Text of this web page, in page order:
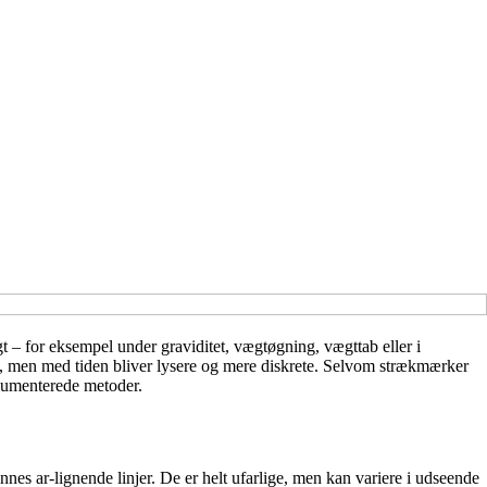
– for eksempel under graviditet, vægtøgning, vægttab eller i
med tiden bliver lysere og mere diskrete. Selvom strækmærker
metoder.
ar-lignende linjer. De er helt ufarlige, men kan variere i udseende